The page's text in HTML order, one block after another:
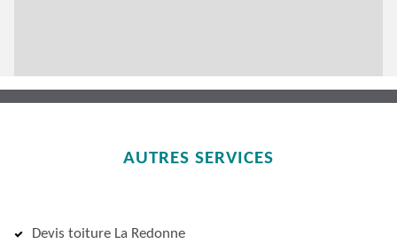
AUTRES SERVICES
Devis toiture La Redonne